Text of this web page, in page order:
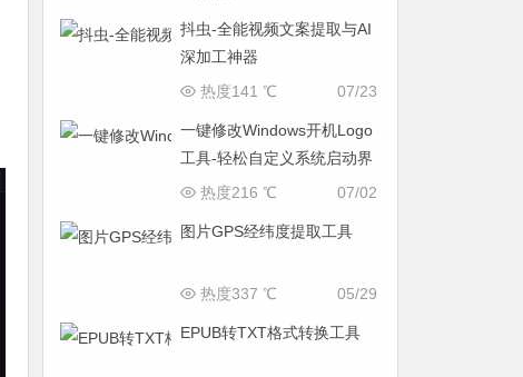
抖虫-全能视频文案提取与AI
深加工神器
07/23
热度141 ℃
一键修改Windows开机Logo
工具-轻松自定义系统启动界
面
07/02
热度216 ℃
图片GPS经纬度提取工具
05/29
热度337 ℃
EPUB转TXT格式转换工具